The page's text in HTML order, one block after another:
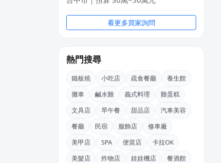
陳X姐
台南市｜預算 10萬元以下
彰化縣｜預算 10萬~30萬元
丁X臨
新北市｜預算 30萬~50萬元
林X羽
桃園市｜預算 10萬~30萬元
陳X玲
基隆市｜預算 30萬~50萬元
看更多買家詢問
熱門搜尋
鐵板燒 小吃店 疏食餐廳
養生館
攤車
鹹水雞 義式料理
雞蛋糕
文具店
早午餐 甜品店
汽車美容
餐廳
民宿 服飾店
修車廠
美甲店
SPA 便當店
卡拉OK
美髮店
炸物店 娃娃機店
餐酒館